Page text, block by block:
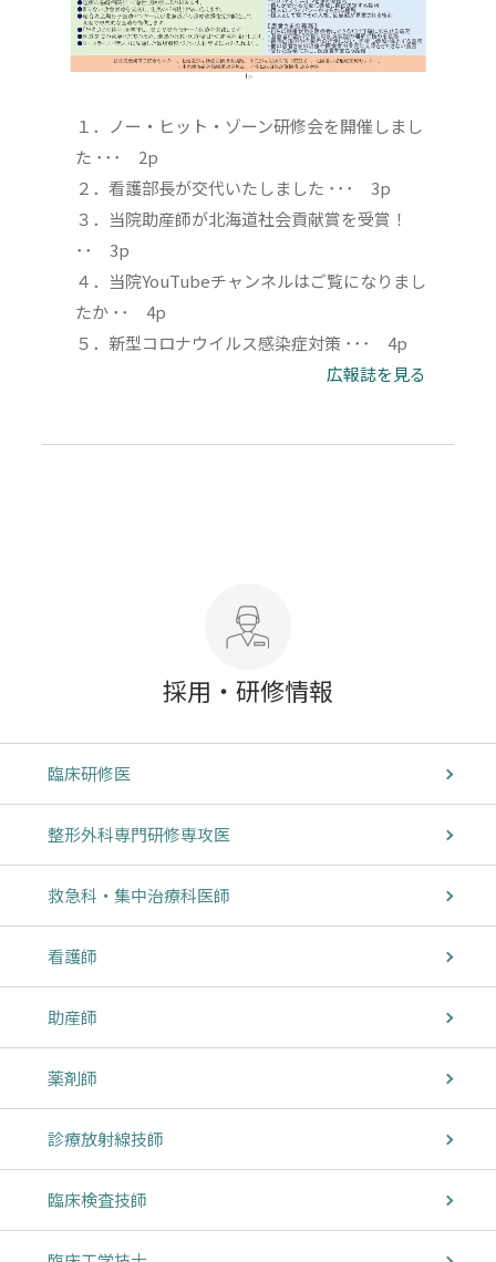
採用・研修情報
臨床研修医
整形外科専門研修専攻医
救急科・集中治療科医師
看護師
助産師
薬剤師
診療放射線技師
臨床検査技師
１．ノー・ヒット・ゾーン研修会を開催しまし
た ･･･ 2p
２．看護部長が交代いたしました ･･･ 3p
３．当院助産師が北海道社会貢献賞を受賞！
･･ 3p
４．当院YouTubeチャンネルはご覧になりまし
たか ･･ 4p
５．新型コロナウイルス感染症対策 ･･･ 4p
広報誌を見る